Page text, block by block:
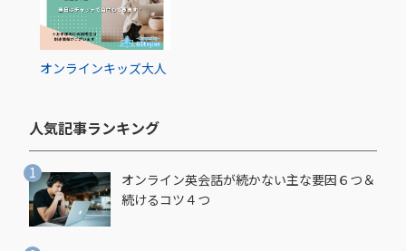
オンラインキッズ大人
人気記事ランキング​
オンライン英会話が続かない主な要因６つ＆
続けるコツ４つ